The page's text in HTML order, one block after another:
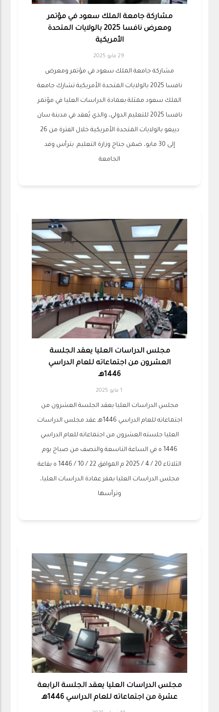
مشاركة جامعة الملك سعود في مؤتمر
ومعرض نافسا 2025 بالولايات المتحدة
الأمريكية
29 مايو 2025
مشاركة جامعة الملك سعود في مؤتمر ومعرض
نافسا 2025 بالولايات المتحدة الأمريكية تشارك جامعة
الملك سعود ممثلة بعمادة الدراسات العليا في مؤتمر
نافسا 2025 للتعليم الدولي، والذي يُعقد في مدينة سان
دييغو بالولايات المتحدة الأمريكية خلال الفترة من 26
إلى 30 مايو، ضمن جناح وزارة التعليم. يترأس وفد
الجامعة
مجلس الدراسات العليا يعقد الجلسة
العشرون من اجتماعاته للعام الدراسي
1446هـ
1 مايو 2025
مجلس الدراسات العليا يعقد الجلسة العشرون من
اجتماعاته للعام الدراسي 1446هـ عقد مجلس الدراسات
العليا جلسته العشرون من اجتماعاته للعام الدراسي
1446 ه في الساعة التاسعة والنصف من صباح يوم
الثلاثاء 20 / 4 / 2025 م الموافق 22 / 10 / 1446 ه بقاعة
مجلس الدراسات العليا بمقر عمادة الدراسات العليا،
وترأسها
مجلس الدراسات العليا يعقد الجلسة الرابعة
عشرة من اجتماعاته للعام الدراسي 1446هـ